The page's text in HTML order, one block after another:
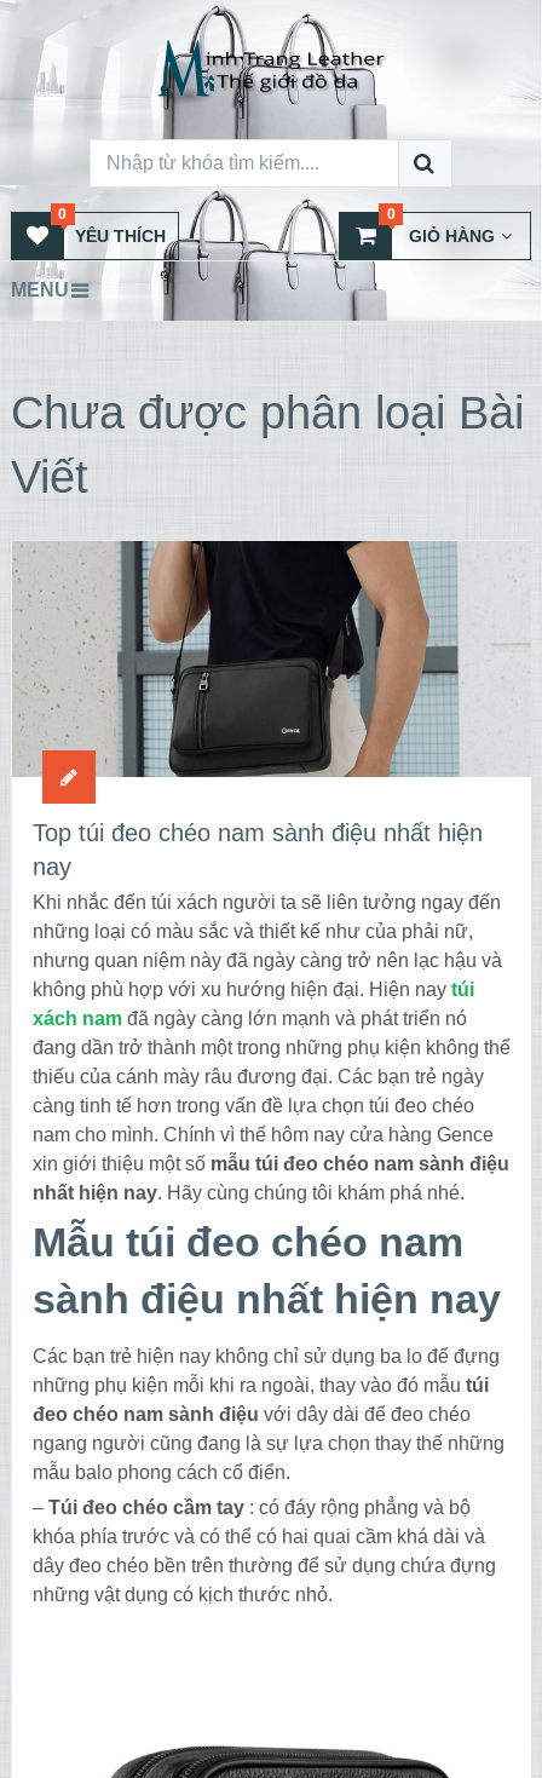
YÊU THÍCH
0
GIỎ HÀNG
0
MENU
Chưa được phân loại Bài
Viết
Top túi đeo chéo nam sành điệu nhất hiện
nay
Khi nhắc đến túi xách người ta sẽ liên tưởng ngay đến
những loại có màu sắc và thiết kế như của phải nữ,
nhưng quan niệm này đã ngày càng trở nên lạc hậu và
không phù hợp với xu hướng hiện đại. Hiện nay túi
xách namđã ngày càng lớn mạnh và phát triển nó
đang dần trở thành một trong những phụ kiện không thể
thiếu của cánh mày râu đương đại. Các bạn trẻ ngày
càng tinh tế hơn trong vấn đề lựa chọn túi đeo chéo
nam cho mình. Chính vì thế hôm nay cửa hàng Gence
xin giới thiệu một số mẫu túi đeo chéo nam sành điệu
nhất hiện nay. Hãy cùng chúng tôi khám phá nhé.
Mẫu túi đeo chéo nam
sành điệu nhất hiện nay
Các bạn trẻ hiện nay không chỉ sử dụng ba lo để đựng
những phụ kiện mỗi khi ra ngoài, thay vào đó mẫu túi
đeo chéo nam sành điệu với dây dài để đeo chéo
ngang người cũng đang là sự lựa chọn thay thế những
mẫu balo phong cách cổ điển.
– Túi đeo chéo cầm tay: có đáy rộng phẳng và bộ
khóa phía trước và có thể có hai quai cầm khá dài và
dây đeo chéo bền trên thường để sử dụng chứa đựng
những vật dụng có kịch thước nhỏ.